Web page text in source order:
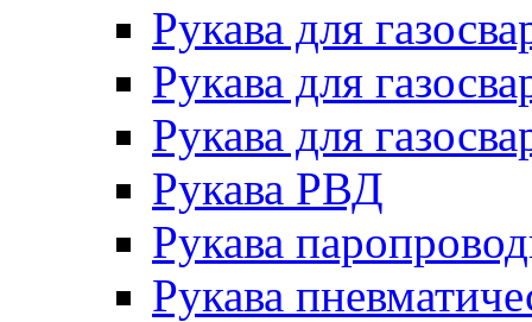
Рукава для
Рукава для
Рукава для
Рукава РВД
Рукава
Рукава